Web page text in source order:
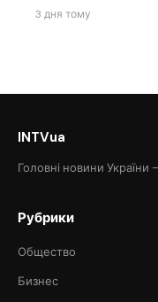
3 дня тому
INTVua
Головні новини України
Рубрики
Общество
Бизнес